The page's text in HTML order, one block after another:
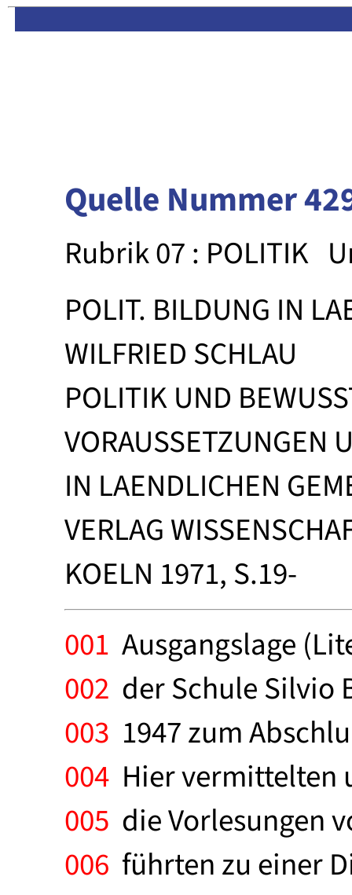
Quelle Nummer
Rubrik 07 : POLITIK
POLIT. BILDUNG IN
WILFRIED SCHLAU
POLITIK UND
VORAUSSETZUNGEN
IN LAENDLICHEN
VERLAG
KOELN 1971, S.19-
001 Ausgangslage
002 der Schule Silvio
003 1947 zum
004 Hier vermittelten
005 die Vorlesungen
006 führten zu einer